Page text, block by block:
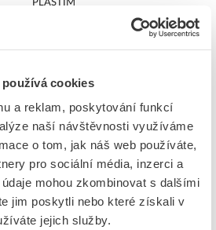
cookies
a reklam, poskytování funkcí
naší návštěvnosti využíváme
o tom, jak náš web používáte,
pro sociální média, inzerci a
mohou zkombinovat s dalšími
jim poskytli nebo které získali v
jejich služby.
PLASTIM
2 237,88 Kč/ks
Mřížka PFI2500 s filtrem pro PTF
11.137.525
8681085060336